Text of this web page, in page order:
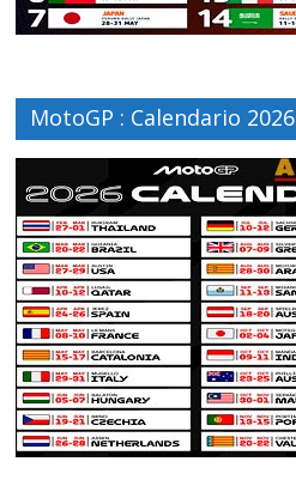
MotoGP : Calendario 2026